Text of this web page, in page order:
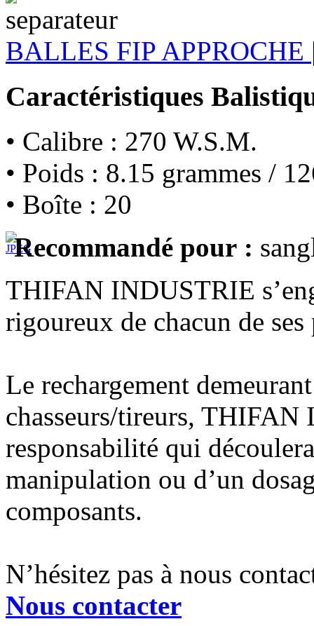
BALLES FIP APPROCHE
Caractéristiques
• Calibre : 270 W.S.M.
• Poids : 8.15 grammes /
• Boîte : 20
Recommandé pour :
THIFAN INDUSTRIE
rigoureux de chacun de
Le rechargement
chasseurs/tireurs,
responsabilité qui
manipulation ou d’un
composants.
N’hésitez pas à nous
Nous contacter